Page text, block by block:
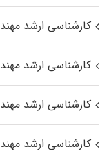
کارشناسی ارشد
کارشناسی ارشد
کارشناسی ارشد
کارشناسی ارشد